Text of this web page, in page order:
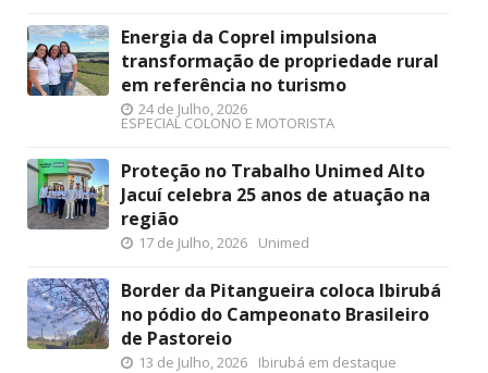
Energia da Coprel impulsiona
transformação de propriedade rural
em referência no turismo
24 de Julho, 2026
ESPECIAL COLONO E MOTORISTA
Proteção no Trabalho Unimed Alto
Jacuí celebra 25 anos de atuação na
região
17 de Julho, 2026 Unimed
Border da Pitangueira coloca Ibirubá
no pódio do Campeonato Brasileiro
de Pastoreio
13 de Julho, 2026 Ibirubá em destaque